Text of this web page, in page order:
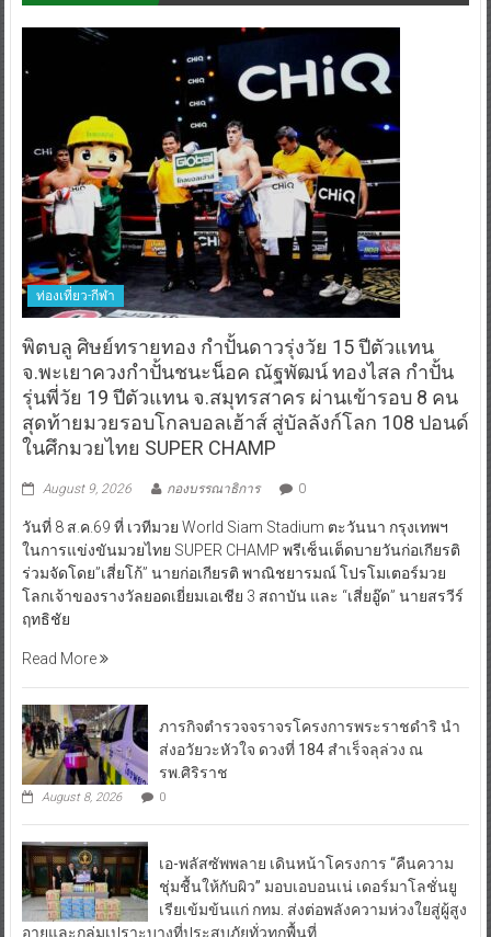
ท่องเที่ยว-กีฬา
พิตบลู ศิษย์ทรายทอง กำปั้นดาวรุ่งวัย 15 ปีตัวแทน
จ.พะเยาควงกำปั้นชนะน็อค ณัฐพัฒน์ ทองไสล กำปั้น
รุ่นพี่วัย 19 ปีตัวแทน จ.สมุทรสาคร ผ่านเข้ารอบ 8 คน
สุดท้ายมวยรอบโกลบอลเฮ้าส์ สู่บัลลังก์โลก 108 ปอนด์
ในศึกมวยไทย SUPER CHAMP
August 9, 2026 กองบรรณาธิการ 0
วันที่ 8 ส.ค.69 ที่ เวทีมวย World Siam Stadium ตะวันนา กรุงเทพฯ
ในการแข่งขันมวยไทย SUPER CHAMP พรีเซ็นเต็ดบายวันก่อเกียรติ
ร่วมจัดโดย”เสี่ยโก้” นายก่อเกียรติ พาณิชยารมณ์ โปรโมเตอร์มวย
โลกเจ้าของรางวัลยอดเยี่ยมเอเชีย 3 สถาบัน และ “เสี่ยอู๊ด” นายสรวีร์
ฤทธิชัย
Read More
ภารกิจตำรวจจราจรโครงการพระราชดำริ นำ
ส่งอวัยวะหัวใจ ดวงที่ 184 สำเร็จลุล่วง ณ
รพ.ศิริราช
August 8, 2026 0
เอ-พลัสซัพพลาย เดินหน้าโครงการ “คืนความ
ชุ่มชื้นให้กับผิว” มอบเอบอนเน่ เดอร์มาโลชั่นยู
เรียเข้มข้นแก่ กทม. ส่งต่อพลังความห่วงใยสู่ผู้สูง
อายุและกลุ่มเปราะบางที่ประสบภัยทั่วทุกพื้นที่